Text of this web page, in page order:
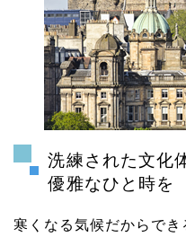
洗練された文化
優雅なひと時を
寒くなる気候だからで